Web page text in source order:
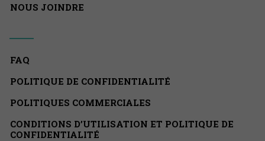
NOUS JOINDRE
FAQ
POLITIQUE DE CONFIDENTIALITÉ
POLITIQUES COMMERCIALES
CONDITIONS D’UTILISATION ET POLITIQUE DE
CONFIDENTIALITÉ